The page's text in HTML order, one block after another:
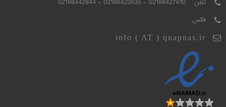
فکس :
info ( AT ) qnapnas.ir